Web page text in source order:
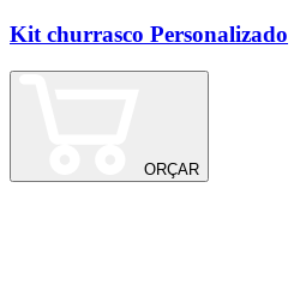
Kit churrasco Personalizado
ORÇAR